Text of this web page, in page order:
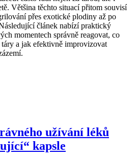
Většina těchto situací přitom souvisí
přes exotické plodiny až po
článek nabízí praktický
momentech správně reagovat, co
a jak efektivně improvizovat
užívání léků
kapsle